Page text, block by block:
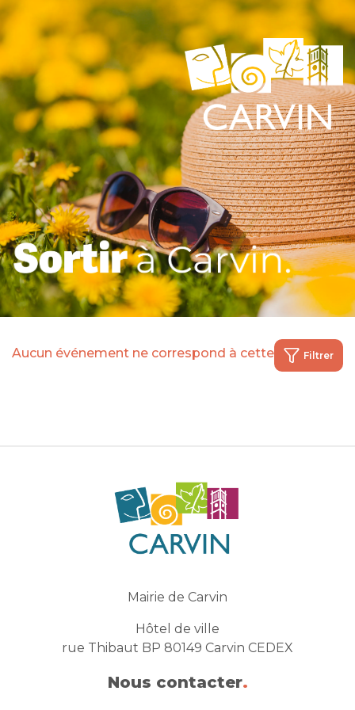
Filtrer
Aucun événement ne correspond à cette recherche
Mairie de Carvin
Hôtel de ville
rue Thibaut BP 80149 Carvin CEDEX
Nous contacter.